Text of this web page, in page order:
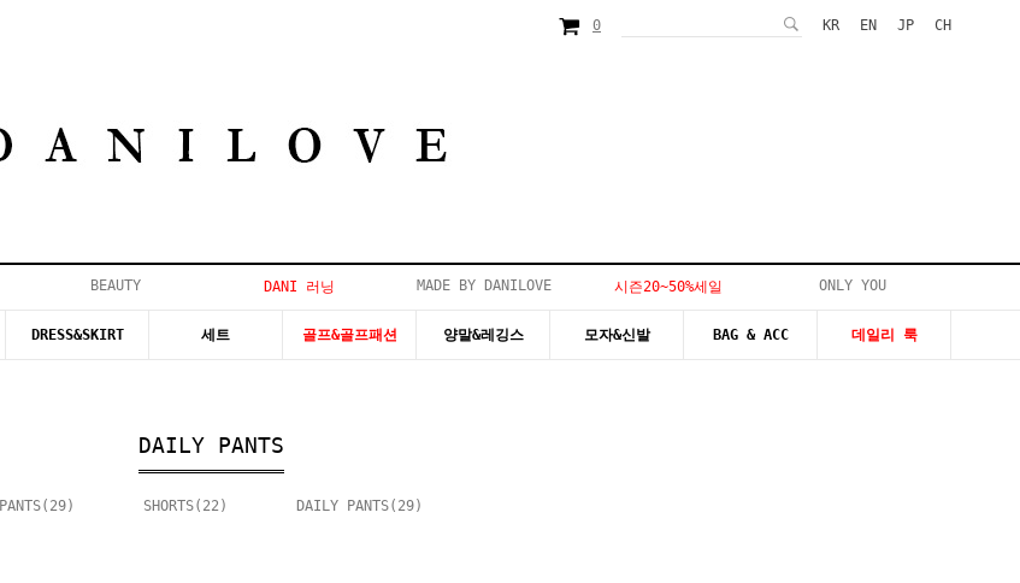
0 KR EN JP CH
BEAUTY DANI 러닝 MADE BY DANILOVE 시즌20~50%세일 ONLY YOU
DRESS&SKIRT 세트 골프&골프패션 양말&레깅스 모자&신발 BAG & ACC 데일리 룩
DAILY PANTS
PANTS(29) SHORTS(22) DAILY PANTS(29)